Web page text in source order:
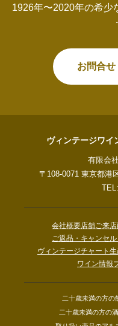
1926年〜2020年の希少
お問合せ
ヴィンテージワイ
有限会
〒108-0071 東京都港
会社概要店舗ご来店
ご返品・キャンセ
ヴィンテージチャート
ワイン情報
二十歳未満の方の
二十歳未満の方の